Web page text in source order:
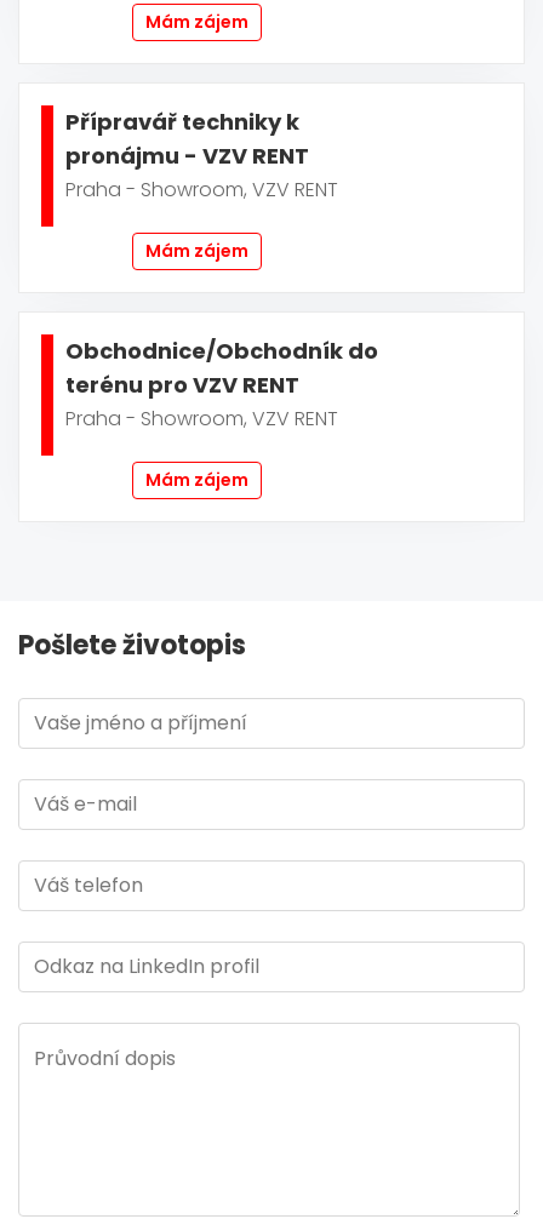
Mám zájem
Přípravář techniky k
pronájmu - VZV RENT
Praha - Showroom, VZV RENT
Mám zájem
Obchodnice/Obchodník do
terénu pro VZV RENT
Praha - Showroom, VZV RENT
Mám zájem
Pošlete životopis